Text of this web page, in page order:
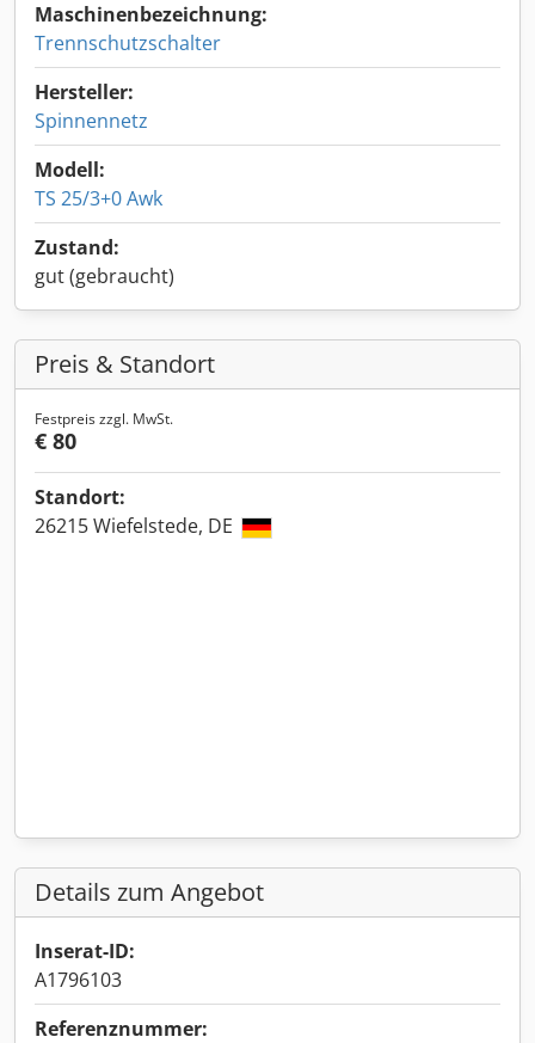
Maschinenbezeichnung:
Trennschutzschalter
Hersteller:
Spinnennetz
Modell:
TS 25/3+0 Awk
Zustand:
gut (gebraucht)
Preis & Standort
Festpreis zzgl. MwSt.
€ 80
Standort:
26215 Wiefelstede, DE
Details zum Angebot
Inserat-ID:
A1796103
Referenznummer: